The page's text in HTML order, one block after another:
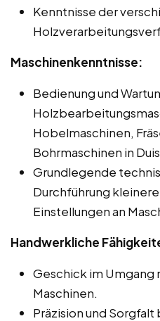
Kenntnisse der
Maschinenkenntnisse:
Bedienung und
Hobelmaschinen,
Bohrmaschinen in
Grundlegende
Durchführung
Einstellungen an
Handwerkliche
Geschick im Umgang
Maschinen.
Präzision und